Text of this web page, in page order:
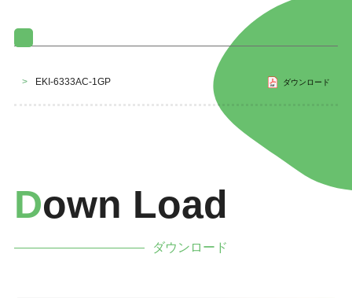
> EKI-6333AC-1GP ダウンロード
DOwn Load
ダウンロード